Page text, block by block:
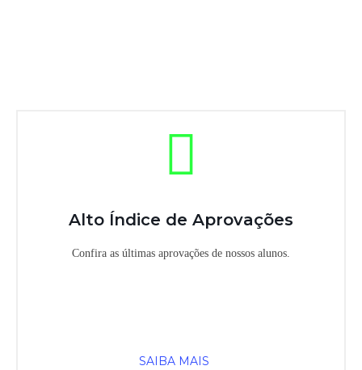
Alto Índice de Aprovações
Confira as últimas aprovações de nossos alunos.
SAIBA MAIS